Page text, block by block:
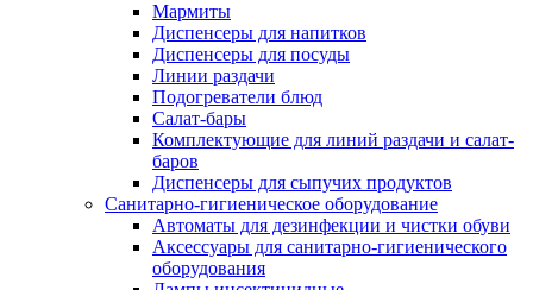
Мармиты
Диспенсеры для напитков
Диспенсеры для посуды
Линии раздачи
Подогреватели блюд
Салат-бары
Комплектующие для линий раздачи и салат-
баров
Диспенсеры для сыпучих продуктов
Санитарно-гигиеническое оборудование
Автоматы для дезинфекции и чистки обуви
Аксессуары для санитарно-гигиенического
оборудования